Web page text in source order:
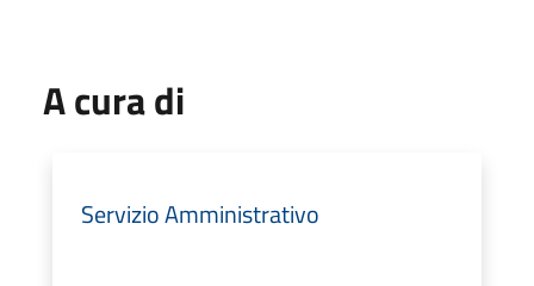
A cura di
Servizio Amministrativo